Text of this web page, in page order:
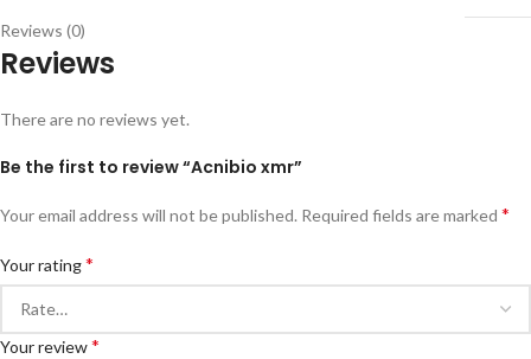
Reviews (0)
Reviews
There are no reviews yet.
Be the first to review “Acnibio xmr”
Your email address will not be published. Required fields are marked *
Your rating*
Your review*